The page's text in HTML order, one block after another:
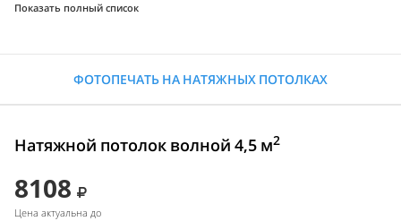
Показать полный список
ФОТОПЕЧАТЬ НА НАТЯЖНЫХ ПОТОЛКАХ
Натяжной потолок волной 4,5 м2
8108
Цена актуальна до